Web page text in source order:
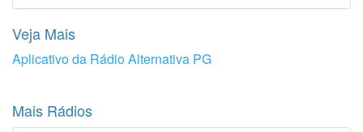
Veja Mais
Aplicativo da Rádio Alternativa PG
Mais Rádios